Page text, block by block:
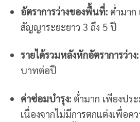
อัตราการว่างของพื้นที่:ต่ำมาก
สัญญาระยะยาว 3 ถึง 5 ปี
รายได้รวมหลังหักอัตราการว่าง:
บาทต่อปี
ค่าซ่อมบำรุง:ต่ำมาก เพียงปร
เนื่องจากไม่มีการตกแต่งเพื่อค